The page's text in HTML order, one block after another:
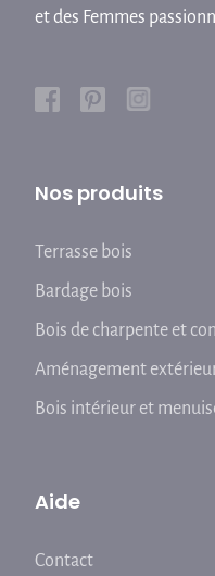
et des Femmes
Nos produits
Terrasse bois
Bardage bois
Bois de charpente et
Aménagement
Bois intérieur et
Aide
Contact